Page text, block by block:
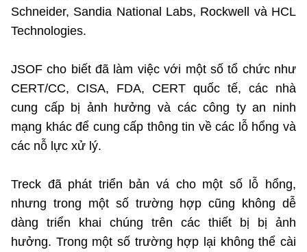
Schneider, Sandia National Labs, Rockwell và HCL
Technologies.
JSOF cho biết đã làm việc với một số tổ chức như
CERT/CC, CISA, FDA, CERT quốc tế, các nhà
cung cấp bị ảnh hưởng và các công ty an ninh
mạng khác để cung cấp thông tin về các lỗ hổng và
các nỗ lực xử lý.
Treck đã phát triển bản vá cho một số lỗ hổng,
nhưng trong một số trường hợp cũng không dễ
dàng triển khai chúng trên các thiết bị bị ảnh
hưởng. Trong một số trường hợp lại không thể cài